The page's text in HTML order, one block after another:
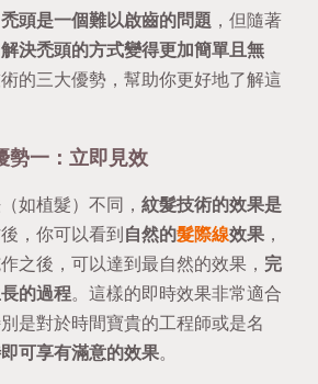
禿頭是一個難以啟齒的問題 ，但隨著
解決禿頭的方式變得更加簡單且無
的三大優勢，幫助你更好地了解這
勢一：立即見效
如植髮）不同，紋髮技術的效果是
，你可以看到 自然的髮際線效果 ，
之後，可以達到最自然的效果， 完
的過程。這樣的即時效果非常適合
是對於時間寶貴的工程師或是名
可享有滿意的效果。